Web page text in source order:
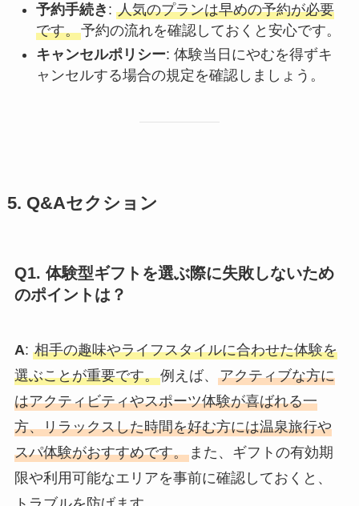
予約手続き : 人気のプランは早めの予約が必要
です。予約の流れを確認しておくと安心です。
キャンセルポリシー: 体験当日にやむを得ずキ
ャンセルする場合の規定を確認しましょう。
5. Q&Aセクション
Q1. 体験型ギフトを選ぶ際に失敗しないため
のポイントは？
A: 相手の趣味やライフスタイルに合わせた体験を
選ぶことが重要です。例えば、 アクティブな方に
はアクティビティやスポーツ体験が喜ばれる一
方、リラックスした時間を好む方には温泉旅行や
スパ体験がおすすめです。また、ギフトの有効期
限や利用可能なエリアを事前に確認しておくと、